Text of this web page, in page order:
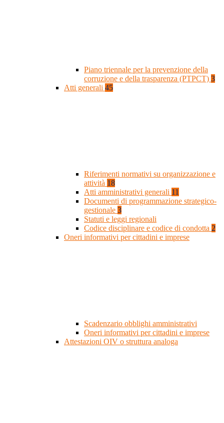
Piano triennale per la prevenzione della
corruzione e della trasparenza (PTPCT) 3
Atti generali 45
Riferimenti normativi su organizzazione e
attività 18
Atti amministrativi generali 11
Documenti di programmazione strategico-
gestionale 3
Statuti e leggi regionali
Codice disciplinare e codice di condotta 2
Oneri informativi per cittadini e imprese
Scadenzario obblighi amministrativi
Oneri informativi per cittadini e imprese
Attestazioni OIV o struttura analoga